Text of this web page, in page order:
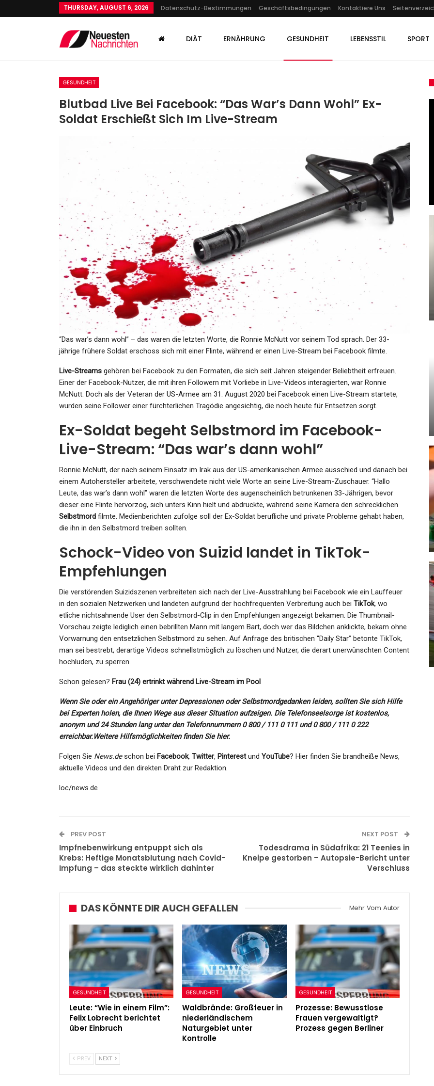
THURSDAY, AUGUST 6, 2026 Datenschutz-Bestimmungen Geschäftsbedingungen Kontaktiere Uns
DIÄT ERNÄHRUNG GESUNDHEIT LEBENSSTIL SPORT
GESUNDHEIT
Blutbad Live Bei Facebook: “Das War’s Dann Wohl” Ex-
Soldat Erschießt Sich Im Live-Stream
“Das war’s dann wohl” – das waren die letzten Worte, die Ronnie McNutt vor seinem Tod sprach. Der 33-
jährige frühere Soldat erschoss sich mit einer Flinte, während er einen Live-Stream bei Facebook filmte.
Live-Streams gehören bei Facebook zu den Formaten, die sich seit Jahren steigender Beliebtheit erfreuen.
Einer der Facebook-Nutzer, die mit ihren Followern mit Vorliebe in Live-Videos interagierten, war Ronnie
McNutt. Doch als der Veteran der US-Armee am 31. August 2020 bei Facebook einen Live-Stream startete,
wurden seine Follower einer fürchterlichen Tragödie angesichtig, die noch heute für Entsetzen sorgt.
Ex-Soldat begeht Selbstmord im Facebook-
Live-Stream: “Das war’s dann wohl”
Ronnie McNutt, der nach seinem Einsatz im Irak aus der US-amerikanischen Armee ausschied und danach bei
einem Autohersteller arbeitete, verschwendete nicht viele Worte an seine Live-Stream-Zuschauer. “Hallo
Leute, das war’s dann wohl” waren die letzten Worte des augenscheinlich betrunkenen 33-Jährigen, bevor
dieser eine Flinte hervorzog, sich unters Kinn hielt und abdrückte, während seine Kamera den schrecklichen
Selbstmord filmte. Medienberichten zufolge soll der Ex-Soldat berufliche und private Probleme gehabt haben,
die ihn in den Selbstmord treiben sollten.
Schock-Video von Suizid landet in TikTok-
Empfehlungen
Die verstörenden Suizidszenen verbreiteten sich nach der Live-Ausstrahlung bei Facebook wie ein Lauffeuer
in den sozialen Netzwerken und landeten aufgrund der hochfrequenten Verbreitung auch bei TikTok, wo
etliche nichtsahnende User den Selbstmord-Clip in den Empfehlungen angezeigt bekamen. Die Thumbnail-
Vorschau zeigte lediglich einen bebrillten Mann mit langem Bart, doch wer das Bildchen anklickte, bekam ohne
Vorwarnung den entsetzlichen Selbstmord zu sehen. Auf Anfrage des britischen “Daily Star” betonte TikTok,
man sei bestrebt, derartige Videos schnellstmöglich zu löschen und Nutzer, die derart unerwünschten Content
hochluden, zu sperren.
Schon gelesen? Frau (24) ertrinkt während Live-Stream im Pool
Wenn Sie oder ein Angehöriger unter Depressionen oder Selbstmordgedanken leiden, sollten Sie sich Hilfe
bei Experten holen, die Ihnen Wege aus dieser Situation aufzeigen. Die Telefonseelsorge ist kostenlos,
anonym und 24 Stunden lang unter den Telefonnummern 0 800 / 111 0 111 und 0 800 / 111 0 222
erreichbar.Weitere Hilfsmöglichkeiten finden Sie hier.
Folgen Sie News.deschon bei Facebook, Twitter, Pinterestund YouTube? Hier finden Sie brandheiße News,
aktuelle Videos und den direkten Draht zur Redaktion.
loc/news.de
PREV POST
Impfnebenwirkung entpuppt sich als
Krebs: Heftige Monatsblutung nach Covid-
Impfung – das steckte wirklich dahinter
NEXT POST
Todesdrama in Südafrika: 21 Teenies in
Kneipe gestorben – Autopsie-Bericht unter
Verschluss
DAS KÖNNTE DIR AUCH GEFALLEN Mehr Vom Autor
GESUNDHEIT
Leute: “Wie in einem Film”:
Felix Lobrecht berichtet
über Einbruch
GESUNDHEIT
Waldbrände: Großfeuer in
niederländischem
Naturgebiet unter
Kontrolle
GESUNDHEIT
Prozesse: Bewusstlose
Frauen vergewaltigt?
Prozess gegen Berliner
PREV NEXT
Mukormykose: 15-Jährige Nach
Pilzinfektion Im Zahn Gestorben
Admin Nov 17, 2022
KULTUR
Kurzsichtige Wohnbaupolitik:
Machen Sie Ihre…
Admin May 31, 2026
Donald Trump News:
Wissenschaftler Protestieren
Gegen Trumps…
Produktrückruf Bei Penny: Bloß
Nicht Essen! Discounter Ruft…
SPORT
Wie Ein Bayern-Fan Das 0:5 Von
Gladbach Erlebt Hat
Admin Oct 29, 2021
Unfall: “Dooring”-Unfälle:
Regierung Will…
Admin Dec 4, 2025
KULTUR
Wo Der Holocaust Beschlossen
Admin Jan 19, 2022
GESUNDHEIT
Düstere Prophezeiung Auf
TikTok: Im Oktober 2022!…
48. Ingeborg-Bachmann-
Wettbewerb: Wer Gewinnt Das…
GESUNDHEIT
Panne Im Impfzentrum: Kinder
Bekamen Falschem Impfstoff…
Admin Dec 20, 2021